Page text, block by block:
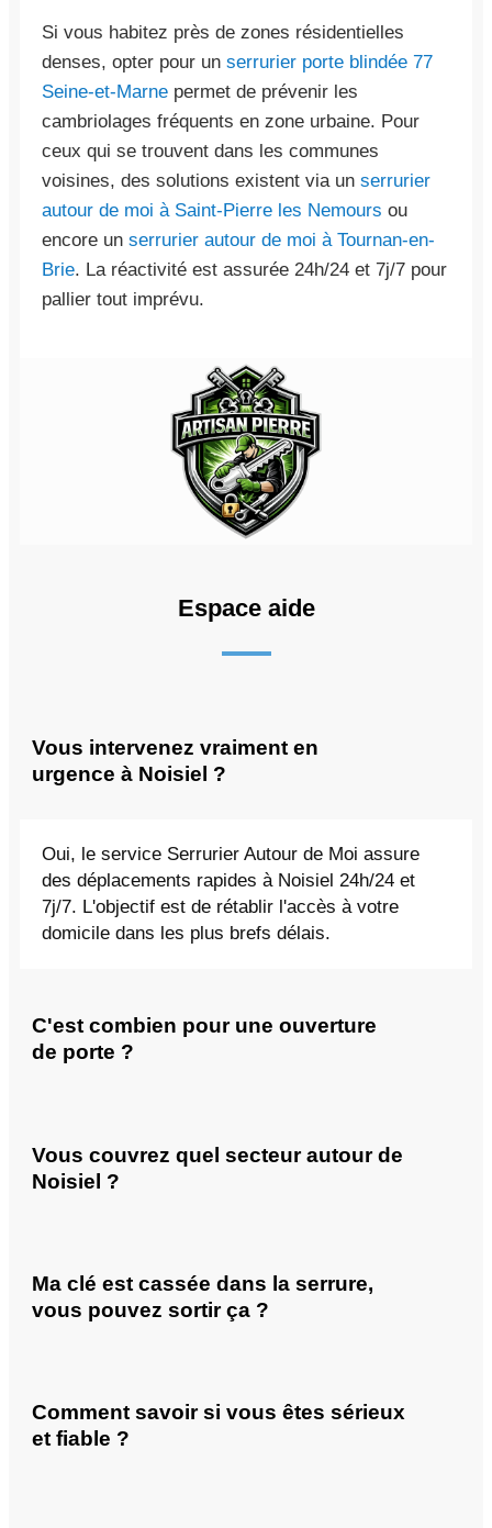
Si vous habitez près de zones résidentielles
denses, opter pour un serrurier porte blindée 77
Seine-et-Marne permet de prévenir les
cambriolages fréquents en zone urbaine. Pour
ceux qui se trouvent dans les communes
voisines, des solutions existent via un serrurier
autour de moi à Saint-Pierre les Nemours ou
encore un serrurier autour de moi à Tournan-en-
Brie. La réactivité est assurée 24h/24 et 7j/7 pour
pallier tout imprévu.
Espace aide
Vous intervenez vraiment en
urgence à Noisiel ?
Oui, le service Serrurier Autour de Moi assure
des déplacements rapides à Noisiel 24h/24 et
7j/7. L'objectif est de rétablir l'accès à votre
domicile dans les plus brefs délais.
C'est combien pour une ouverture
de porte ?
Vous couvrez quel secteur autour de
Noisiel ?
Ma clé est cassée dans la serrure,
vous pouvez sortir ça ?
Comment savoir si vous êtes sérieux
et fiable ?